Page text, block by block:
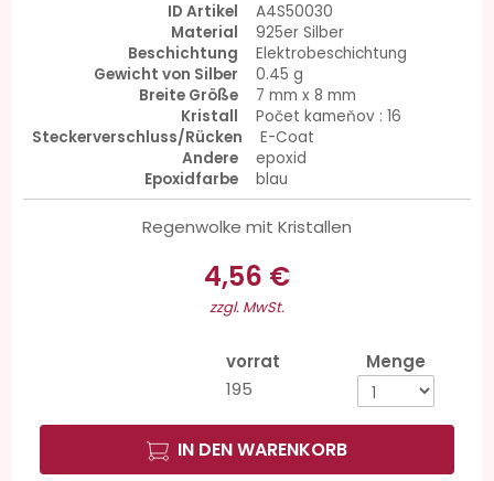
ID Artikel
A4S50030
Material
925er Silber
Beschichtung
Elektrobeschichtung
Gewicht von Silber
0.45 g
Breite Größe
7 mm x 8 mm
Kristall
Počet kameňov : 16
Steckerverschluss/Rücken
E-Coat
Andere
epoxid
Epoxidfarbe
blau
Regenwolke mit Kristallen
4,56 €
zzgl. MwSt.
vorrat
195
Menge
IN DEN WARENKORB